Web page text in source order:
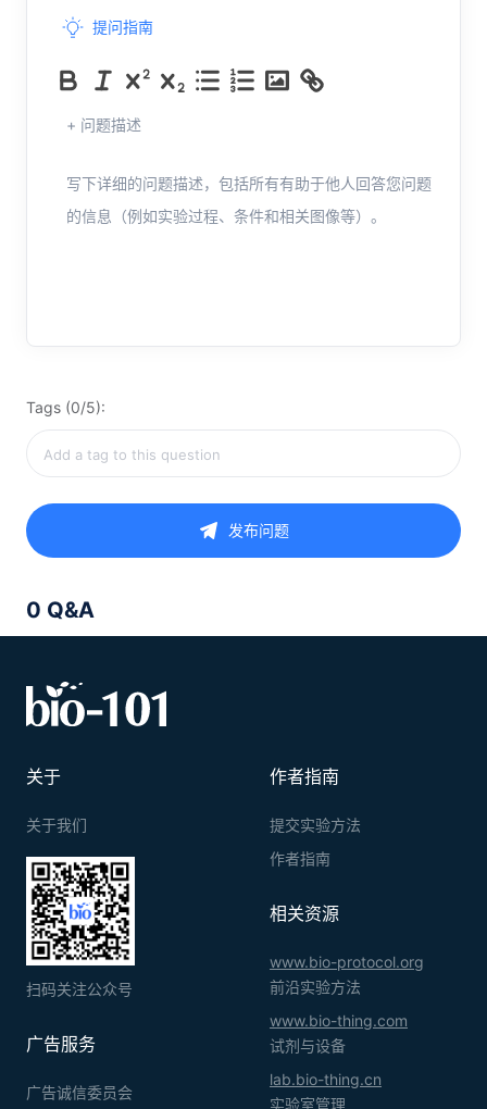
提问指南
+ 问题描述
写下详细的问题描述，包括所有有助于他人回答您问题
的信息（例如实验过程、条件和相关图像等）。
Tags (0/5):
发布问题
0 Q&A
关于
关于我们
扫码关注公众号
广告服务
广告诚信委员会
作者指南
提交实验方法
作者指南
相关资源
www.bio-protocol.org
前沿实验方法
www.bio-thing.com
试剂与设备
lab.bio-thing.cn
实验室管理